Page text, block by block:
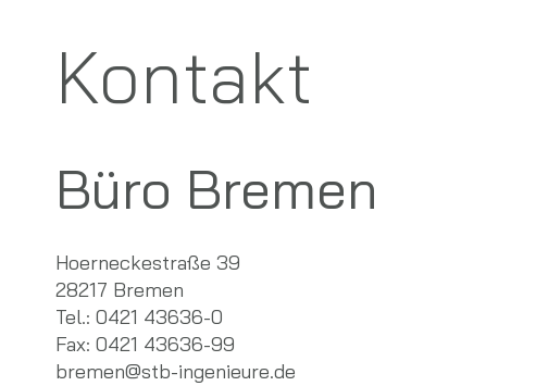
Kontakt
Büro Bremen
Hoerneckestraße 39
28217 Bremen
Tel.: 0421 43636-0
Fax: 0421 43636-99
bremen@stb-ingenieure.de